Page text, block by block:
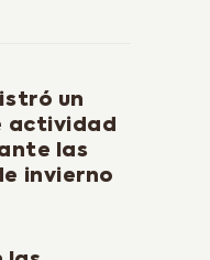
un
actividad
las
invierno